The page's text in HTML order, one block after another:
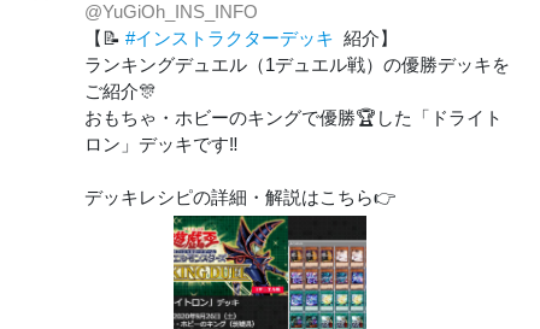
@YuGiOh_INS_INFO
【📝 #インストラクターデッキ 紹介】
ランキングデュエル（1デュエル戦）の優勝デッキを
ご紹介🎊
おもちゃ・ホビーのキングで優勝🏆した「ドライト
ロン」デッキです‼
デッキレシピの詳細・解説はこちら👉